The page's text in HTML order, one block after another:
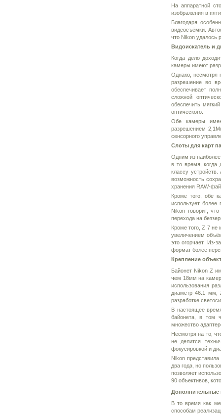
На аппаратной
изображения в
Благодаря
видеосъёмки.
что Nikon удалось
Видоискатель и
Когда дело
камеры имеют
Однако, несмотря
разрешение во
обеспечивает
сложной
обеспечить
оптического.
Обе камеры
разрешением
сенсорного
Слоты для карт
Одним из наиболее
в то время, когда
классу
возможность
хранения RAW-
Кроме того, обе
использует
Nikon говорит,
перехода на
Кроме того, Z 7 не
увеличением
это огорчает. Из-
формат более
Крепление
Байонет Nikon Z
чем 18мм на
использования
диаметр 46.1 мм,
разработке
В настоящее
байонета, в том
множество
Несмотря на то,
не делится
фокусировкой и
Nikon
два года, но
позволяет
90 объективов,
Дополнительные
В то время как
способам